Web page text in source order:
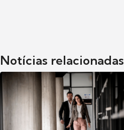
Notícias relacionadas